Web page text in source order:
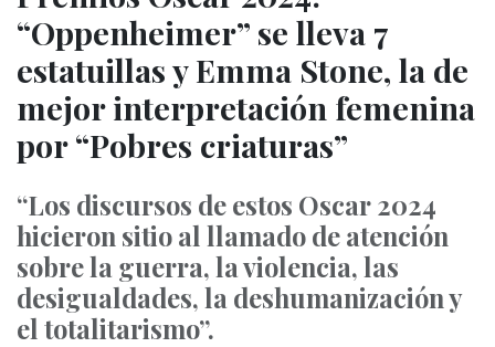
“Oppenheimer” se lleva 7
estatuillas y Emma Stone, la de
mejor interpretación femenina
por “Pobres criaturas”
“Los discursos de estos Oscar 2024
hicieron sitio al llamado de atención
sobre la guerra, la violencia, las
desigualdades, la deshumanización y
el totalitarismo”.